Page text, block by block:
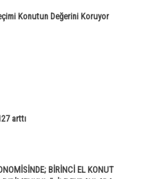
Konutun Değerini Koruyor
arttı
BİRİNCİ EL KONUT